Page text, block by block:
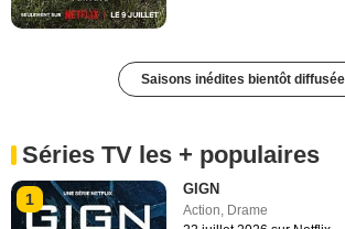
Saisons inédites bientôt
Séries TV les + populaires
1
GIGN
Action, Drame